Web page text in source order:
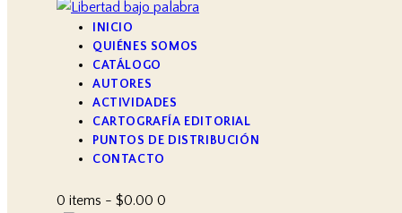
INICIO
QUIÉNES SOMOS
CATÁLOGO
AUTORES
ACTIVIDADES
CARTOGRAFÍA EDITORIAL
PUNTOS DE DISTRIBUCIÓN
CONTACTO
0 items - $0.00 0